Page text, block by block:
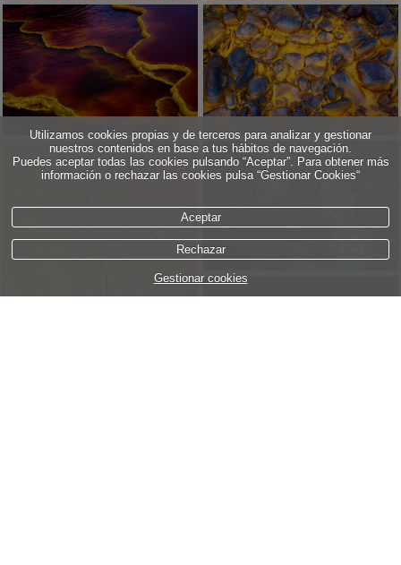
Utilizamos cookies propias y de terceros para analizar y gestionar
nuestros contenidos en base a tus hábitos de navegación.
Puedes aceptar todas las cookies pulsando “Aceptar”. Para obtener más
información o rechazar las cookies pulsa “Gestionar Cookies“
Aceptar
Rechazar
Gestionar cookies